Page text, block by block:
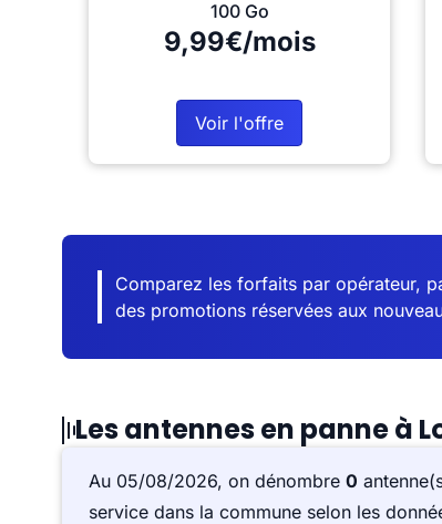
100 Go
9,99€/mois
Voir l'offre
Comparez les forfaits par opérateur,
des promotions réservées aux
Les antennes en panne à
Au 05/08/2026, on dénombre 0
service dans la commune selon les